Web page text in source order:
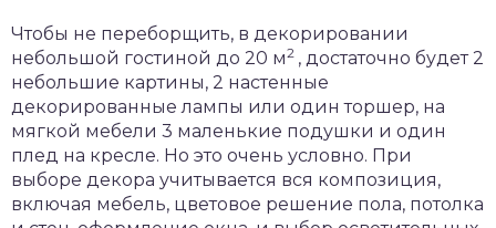
Чтобы не переборщить, в декорировании
небольшой гостиной до 20 м2 , достаточно будет 2
небольшие картины, 2 настенные
декорированные лампы или один торшер, на
мягкой мебели 3 маленькие подушки и один
плед на кресле. Но это очень условно. При
выборе декора учитывается вся композиция,
включая мебель, цветовое решение пола, потолка